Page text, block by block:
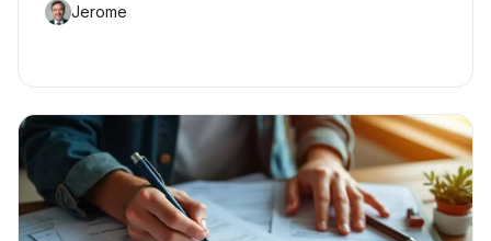
Jerome